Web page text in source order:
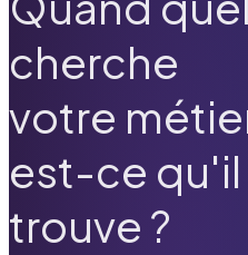
cherche
votre
est-ce qu'il
trouve ?